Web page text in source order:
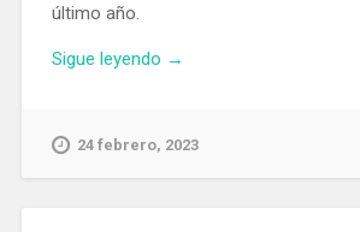
último año.
Sigue leyendo «El
Barcelona
→
24 febrero, 2023